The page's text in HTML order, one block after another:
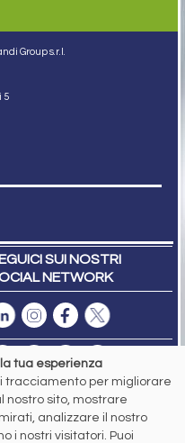
Group s.r.l.
5
SUI NOSTRI
NETWORK
tua esperienza
tracciamento per migliorare
nostro sito, mostrare
analizzare il nostro
i nostri visitatori. Puoi